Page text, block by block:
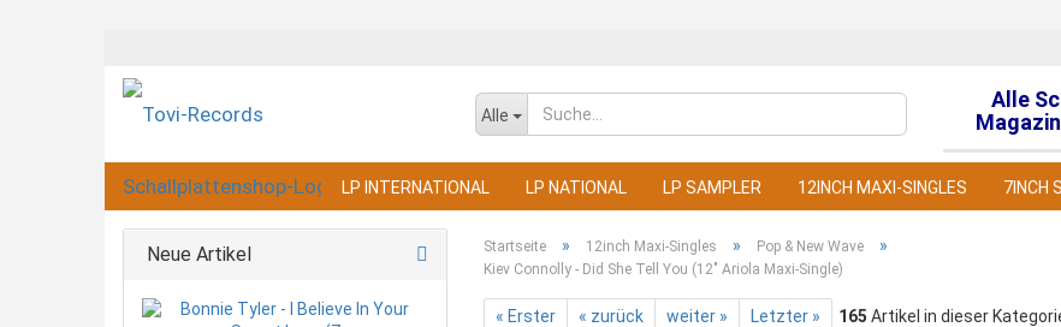
Sprache
Alle
Alle
LP INTERNATIONAL LP NATIONAL LP SAMPLER 12INCH MAXI-SINGLES 7INCH
Startseite » 12inch Maxi-Singles » Pop & New Wave »
Kiev Connolly - Did She Tell You (12" Ariola Maxi-Single)
« Erster « zurück weiter » Letzter » 165 Artikel in dieser
Neue Artikel